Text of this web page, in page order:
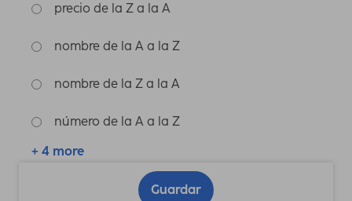
precio de la Z a la A
nombre de la A a la Z
nombre de la Z a la A
número de la A a la Z
+ 4 more
Guardar